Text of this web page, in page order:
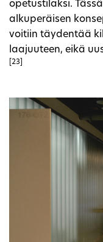
opetustilaksi.
alkuperäisen
voitiin täydentää
laajuuteen, eikä
[23]